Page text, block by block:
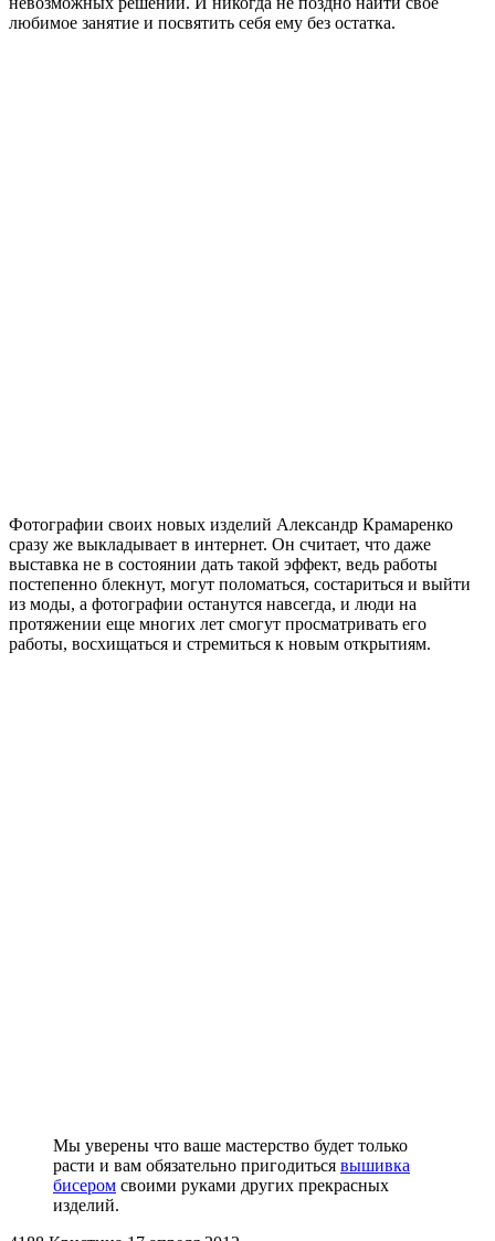
любимое занятие и посвятить себя ему без остатка.
Фотографии своих новых изделий Александр Крамаренко
сразу же выкладывает в интернет. Он считает, что даже
выставка не в состоянии дать такой эффект, ведь работы
постепенно блекнут, могут поломаться, состариться и выйти
из моды, а фотографии останутся навсегда, и люди на
протяжении еще многих лет смогут просматривать его
работы, восхищаться и стремиться к новым открытиям.
Мы уверены что ваше мастерство будет только
расти и вам обязательно пригодиться вышивка
бисером своими руками других прекрасных
изделий.